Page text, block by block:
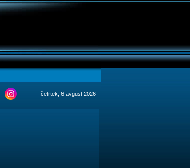
četrtek, 6 avgust 2026